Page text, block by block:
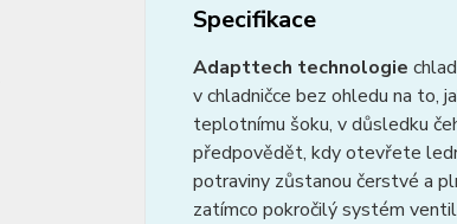
Specifikace
Adapttech technologie
v chladničce bez ohledu na to,
teplotnímu šoku, v důsledku
předpovědět, kdy otevřete
potraviny zůstanou čerstvé a
zatímco pokročilý systém